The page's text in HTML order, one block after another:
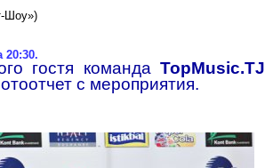
Шоу»)
20:30.
гостя команда TopMusic.TJ
с мероприятия.